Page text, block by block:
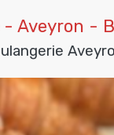
Aveyron -